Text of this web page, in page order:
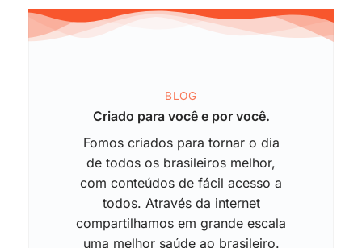
BLOG
Criado para você e por você.
Fomos criados para tornar o dia
de todos os brasileiros melhor,
com conteúdos de fácil acesso a
todos. Através da internet
compartilhamos em grande escala
uma melhor saúde ao brasileiro.